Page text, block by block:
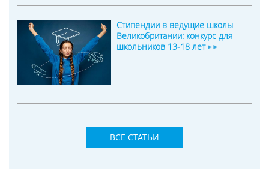
Стипендии в ведущие школы
Великобритании: конкурс для
школьников 13-18 лет
ВСЕ СТАТЬИ